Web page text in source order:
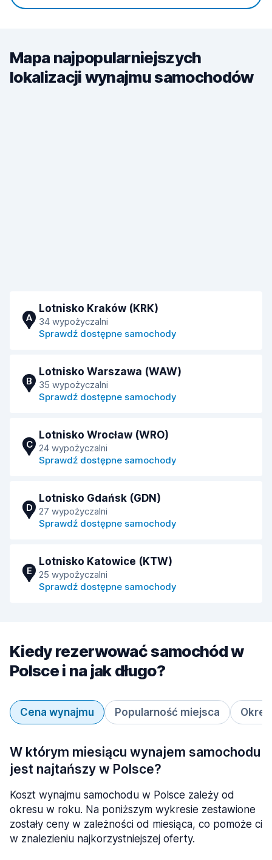
Mapa najpopularniejszych
lokalizacji wynajmu samochodów
A
Lotnisko Kraków (KRK)
34 wypożyczalni
Sprawdź dostępne samochody
B
Lotnisko Warszawa (WAW)
35 wypożyczalni
Sprawdź dostępne samochody
C
Lotnisko Wrocław (WRO)
24 wypożyczalni
Sprawdź dostępne samochody
D
Lotnisko Gdańsk (GDN)
27 wypożyczalni
Sprawdź dostępne samochody
E
Lotnisko Katowice (KTW)
25 wypożyczalni
Sprawdź dostępne samochody
Kiedy rezerwować samochód w
Polsce i na jak długo?
Cena wynajmu Popularność miejsca
W którym miesiącu wynajem samochodu
jest najtańszy w Polsce?
Koszt wynajmu samochodu w Polsce zależy od
okresu w roku. Na poniższym wykresie zestawione
zostały ceny w zależności od miesiąca, co pomoże ci
w znalezieniu najkorzystniejszej oferty.